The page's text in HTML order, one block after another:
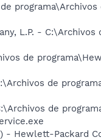
programa\Archivos
L.P. - C:\Archivos
de
de
de
- Hewlett-Packard